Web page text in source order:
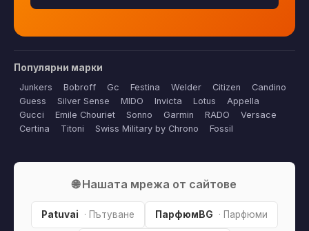
Популярни марки
Junkers Bobroff Gc Festina Welder Citizen
Candino
Guess
Silver Sense MIDO Invicta Lotus
Appella
Gucci
Emile Chouriet Sonno Garmin RADO
Versace
Certina
Titoni Swiss Military by Chrono Fossil
🌐 Нашата мрежа от сайтове
Patuvai · Пътуване ПарфюмBG · Парфюми